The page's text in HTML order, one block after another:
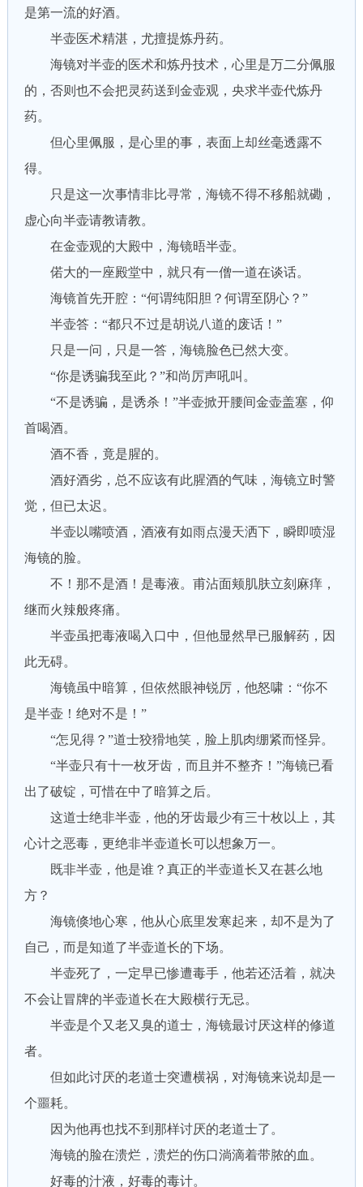
是第一流的好酒。
半壶医术精湛，尤擅提炼丹药。
海镜对半壶的医术和炼丹技术，心里是万二分佩服
的，否则也不会把灵药送到金壶观，央求半壶代炼丹
药。
但心里佩服，是心里的事，表面上却丝毫透露不
得。
只是这一次事情非比寻常，海镜不得不移船就磡，
虚心向半壶请教请教。
在金壶观的大殿中，海镜晤半壶。
偌大的一座殿堂中，就只有一僧一道在谈话。
海镜首先开腔：“何谓纯阳胆？何谓至阴心？”
半壶答：“都只不过是胡说八道的废话！”
只是一问，只是一答，海镜脸色已然大变。
“你是诱骗我至此？”和尚厉声吼叫。
“不是诱骗，是诱杀！”半壶掀开腰间金壶盖塞，仰
首喝酒。
酒不香，竟是腥的。
酒好酒劣，总不应该有此腥酒的气味，海镜立时警
觉，但已太迟。
半壶以嘴喷酒，酒液有如雨点漫天洒下，瞬即喷湿
海镜的脸。
不！那不是酒！是毒液。甫沾面颊肌肤立刻麻痒，
继而火辣般疼痛。
半壶虽把毒液喝入口中，但他显然早已服解药，因
此无碍。
海镜虽中暗算，但依然眼神锐厉，他怒啸：“你不
是半壶！绝对不是！”
“怎见得？”道士狡猾地笑，脸上肌肉绷紧而怪异。
“半壶只有十一枚牙齿，而且并不整齐！”海镜已看
出了破锭，可惜在中了暗算之后。
这道士绝非半壶，他的牙齿最少有三十枚以上，其
心计之恶毒，更绝非半壶道长可以想象万一。
既非半壶，他是谁？真正的半壶道长又在甚么地
方？
海镜倏地心寒，他从心底里发寒起来，却不是为了
自己，而是知道了半壶道长的下场。
半壶死了，一定早已惨遭毒手，他若还活着，就决
不会让冒牌的半壶道长在大殿横行无忌。
半壶是个又老又臭的道士，海镜最讨厌这样的修道
者。
但如此讨厌的老道士突遭横祸，对海镜来说却是一
个噩耗。
因为他再也找不到那样讨厌的老道士了。
海镜的脸在溃烂，溃烂的伤口淌滴着带脓的血。
好毒的汁液，好毒的毒计。